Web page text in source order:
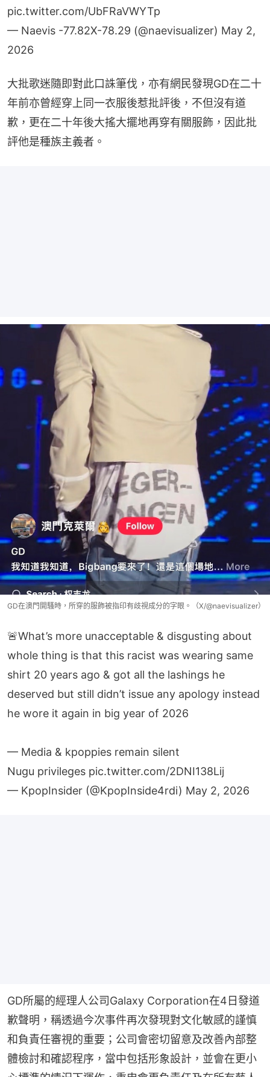
pic.twitter.com/UbFRaVWYTp
— Naevis -77.82X-78.29 (@naevisualizer) May 2,
2026
大批歌迷隨即對此口誅筆伐，亦有網民發現GD在二十
年前亦曾經穿上同一衣服後惹批評後，不但沒有道
歉，更在二十年後大搖大擺地再穿有關服飾，因此批
評他是種族主義者。
GD在澳門開騷時，所穿的服飾被指印有歧視成分的字眼。（X/@naevisualizer）
🚨What’s more unacceptable & disgusting about
whole thing is that this racist was wearing same
shirt 20 years ago & got all the lashings he
deserved but still didn’t issue any apology instead
he wore it again in big year of 2026
— Media & kpoppies remain silent
Nugu privileges pic.twitter.com/2DNI138Lij
— KpopInsider (@KpopInside4rdi) May 2, 2026
GD所屬的經理人公司Galaxy Corporation在4日發道
歉聲明，稱透過今次事件再次發現對文化敏感的謹慎
和負責任審視的重要；公司會密切留意及改善內部整
體檢討和確認程序，當中包括形象設計，並會在更小